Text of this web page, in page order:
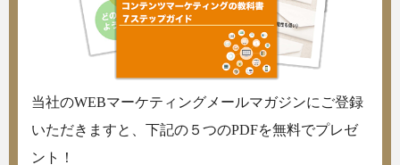
当社のWEBマーケティングメールマガジンにご登録
いただきますと、下記の５つのPDFを無料でプレゼ
ント！